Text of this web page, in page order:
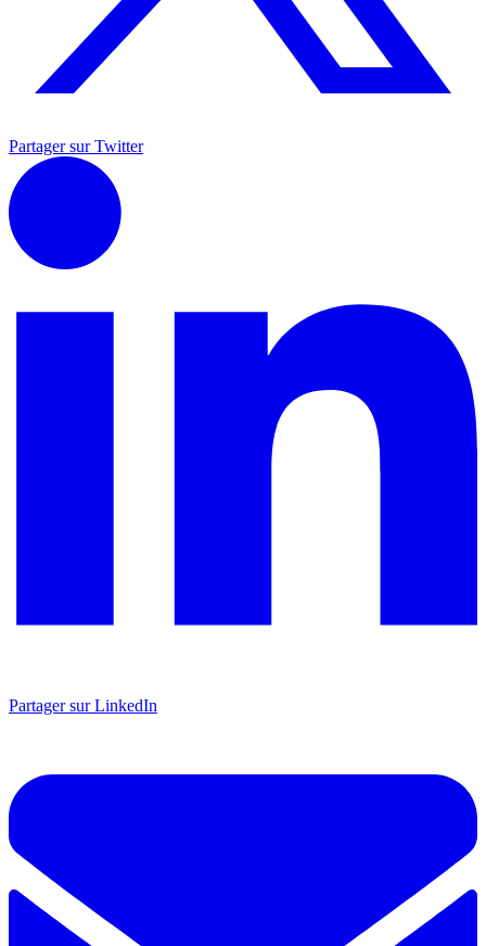
Partager sur Twitter
Partager sur LinkedIn